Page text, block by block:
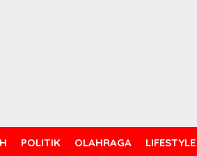
POLITIK OLAHRAGA LIFESTYLE